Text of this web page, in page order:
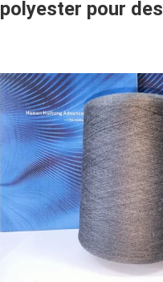
polyester pour